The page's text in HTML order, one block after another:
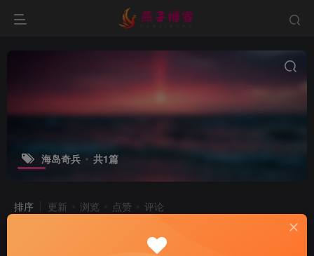
海岛奇兵 共1篇
排序 更新 浏览 点赞 评论
战斗策略类手游【海岛奇兵】win全自